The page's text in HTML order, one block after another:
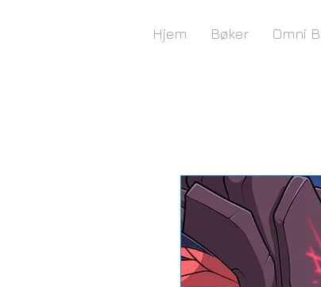
Hjem Bøker Omni